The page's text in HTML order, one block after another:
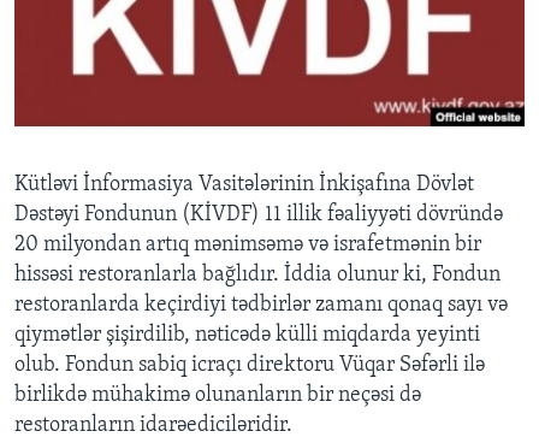
Dillər
Kütləvi İnformasiya Vasitələrinin İnkişafına Dövlət
Dəstəyi Fondunun (KİVDF) 11 illik fəaliyyəti dövründə
20 milyondan artıq mənimsəmə və israfetmənin bir
hissəsi restoranlarla bağlıdır. İddia olunur ki, Fondun
restoranlarda keçirdiyi tədbirlər zamanı qonaq sayı və
qiymətlər şişirdilib, nəticədə külli miqdarda yeyinti
olub. Fondun sabiq icraçı direktoru Vüqar Səfərli ilə
birlikdə mühakimə olunanların bir neçəsi də
restoranların idarəediciləridir.